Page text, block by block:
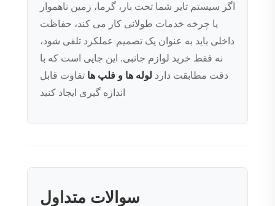
اگر سیستم تایر شما تحت بار، گرما، زمین ناهموار
یا چرخه خدمات طولانی کار می کند، حفاظت
داخلی باید به عنوان یک تصمیم عملکرد تلقی شود،
نه فقط خرید لوازم جانبی. این جایی است که با
دقت مطابقت دارد لوله ها و فلپ ها تفاوت قابل
اندازه گیری ایجاد کنید
سوالات متداول